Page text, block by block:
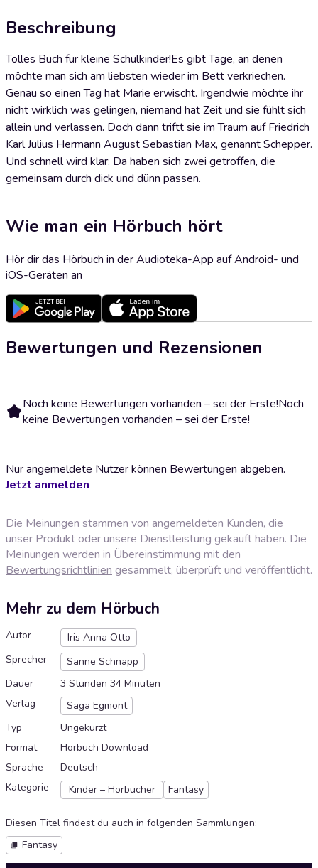
Beschreibung
Tolles Buch für kleine Schulkinder!Es gibt Tage, an denen
möchte man sich am liebsten wieder im Bett verkriechen.
Genau so einen Tag hat Marie erwischt. Irgendwie möchte ihr
nicht wirklich was gelingen, niemand hat Zeit und sie fühlt sich
allein und verlassen. Doch dann triftt sie im Traum auf Friedrich
Karl Julius Hermann August Sebastian Max, genannt Schepper.
Und schnell wird klar: Da haben sich zwei getroffen, die
gemeinsam durch dick und dünn passen.
Wie man ein Hörbuch hört
Hör dir das Hörbuch in der Audioteka-App auf Android- und
iOS-Geräten an
Bewertungen und Rezensionen
Noch keine Bewertungen vorhanden – sei der Erste!Noch
keine Bewertungen vorhanden – sei der Erste!
Nur angemeldete Nutzer können Bewertungen abgeben.
Jetzt anmelden
Die Meinungen stammen von angemeldeten Kunden, die
unser Produkt oder unsere Dienstleistung gekauft haben. Die
Meinungen werden in Übereinstimmung mit den
Bewertungsrichtlinien gesammelt, überprüft und veröffentlicht.
Mehr zu dem Hörbuch
Autor
Iris Anna Otto
Sprecher
Sanne Schnapp
Dauer
3 Stunden 34 Minuten
Verlag
Saga Egmont
Typ
Ungekürzt
Format
Hörbuch Download
Sprache
Deutsch
Kategorie
Kinder – Hörbücher Fantasy
Diesen Titel findest du auch in folgenden Sammlungen:
Fantasy